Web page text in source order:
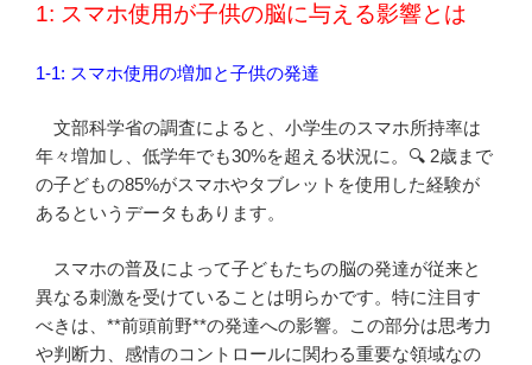
1: スマホ使用が子供の脳に与える影響とは
1-1: スマホ使用の増加と子供の発達
文部科学省の調査によると、小学生のスマホ所持率は
年々増加し、低学年でも30%を超える状況に。🔍 2歳まで
の子どもの85%がスマホやタブレットを使用した経験が
あるというデータもあります。
スマホの普及によって子どもたちの脳の発達が従来と
異なる刺激を受けていることは明らかです。特に注目す
べきは、**前頭前野**の発達への影響。この部分は思考力
や判断力、感情のコントロールに関わる重要な領域なの